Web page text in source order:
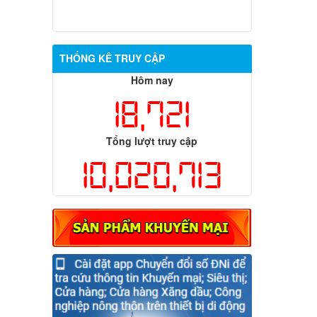
THỐNG KÊ TRUY CẬP
Hôm nay
18,721
Tổng lượt truy cập
10,020,713